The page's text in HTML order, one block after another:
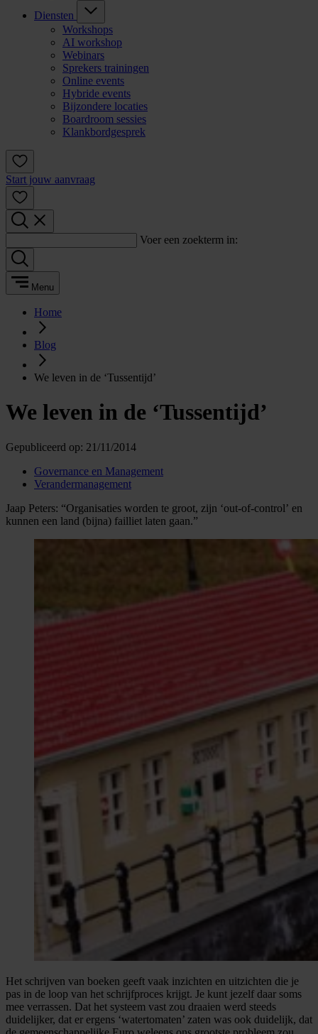
Diensten
Workshops
AI workshop
Webinars
Sprekers trainingen
Online events
Hybride events
Bijzondere locaties
Boardroom sessies
Klankbordgesprek
Start jouw aanvraag
Voer een zoekterm in:
Menu
Home
Blog
We leven in de ‘Tussentijd’
We leven in de ‘Tussentijd’
Gepubliceerd op: 21/11/2014
Governance en Management
Verandermanagement
Jaap Peters: “Organisaties worden te groot, zijn ‘out-of-control’ en
kunnen een land (bijna) failliet laten gaan.”
Het schrijven van boeken geeft vaak inzichten en uitzichten die je
pas in de loop van het schrijfproces krijgt. Je kunt jezelf daar soms
mee verrassen. Dat het systeem vast zou draaien werd steeds
duidelijker, dat er ergens ‘watertomaten’ zaten was ook duidelijk, dat